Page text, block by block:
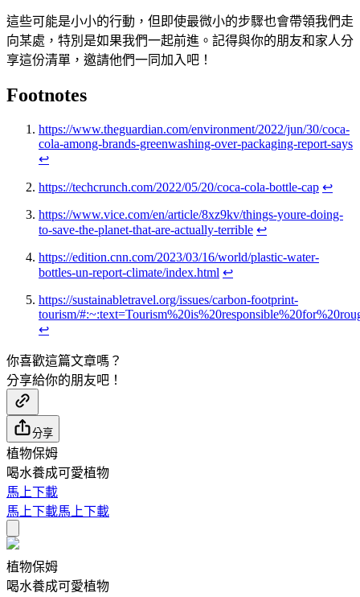
這些可能是小小的行動，但即使最微小的步驟也會帶領我們走
向某處，特別是如果我們一起前進。記得與你的朋友和家人分
享這份清單，邀請他們一同加入吧！
Footnotes
https://www.theguardian.com/environment/2022/jun/30/coca-
cola-among-brands-greenwashing-over-packaging-report-says
↩
https://techcrunch.com/2022/05/20/coca-cola-bottle-cap ↩
https://www.vice.com/en/article/8xz9kv/things-youre-doing-
to-save-the-planet-that-are-actually-terrible ↩
https://edition.cnn.com/2023/03/16/world/plastic-water-
bottles-un-report-climate/index.html ↩
https://sustainabletravel.org/issues/carbon-footprint-
tourism/
↩
你喜歡這篇文章嗎？
分享給你的朋友吧！
分享
植物保姆
喝水養成可愛植物
馬上下載
馬上下載馬上下載
植物保姆
喝水養成可愛植物